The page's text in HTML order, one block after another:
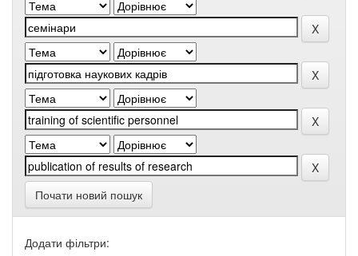
Почати новий пошук
Додати фільтри: